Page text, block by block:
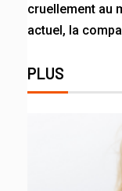
cruellement au
actuel, la
PLUS